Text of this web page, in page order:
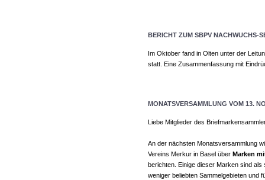
BERICHT ZUM SBPV NACHWUCHS-
Im Oktober fand in Olten unter der
statt. Eine Zusammenfassung mit
MONATSVERSAMMLUNG VOM 13.
Liebe Mitglieder des
An der nächsten Monatsversammlung
Vereins Merkur in Basel über Marken
berichten. Einige dieser Marken sind
weniger beliebten Sammelgebieten und